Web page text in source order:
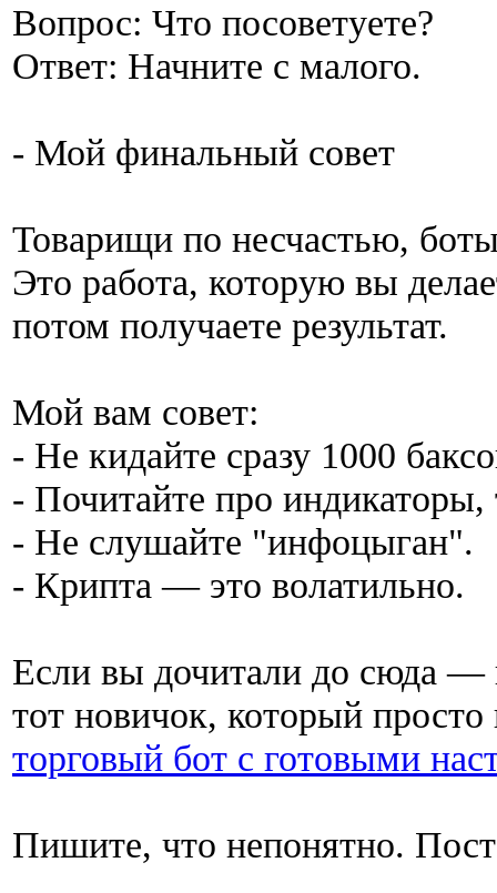
Вопрос: Что посоветуете?
Ответ: Начните с малого.
- Мой финальный совет
Товарищи по несчастью,
Это работа, которую вы
потом получаете результат.
Мой вам совет:
- Не кидайте сразу 1000
- Почитайте про
- Не слушайте "инфоцыган".
- Крипта — это волатильно.
Если вы дочитали до сюда
тот новичок, который
торговый бот с готовыми
Пишите, что непонятно.